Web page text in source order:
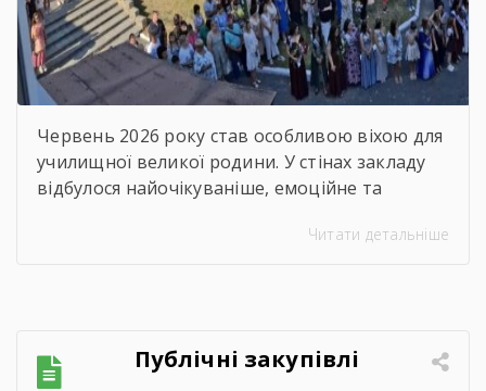
Червень 2026 року став особливою віхою для
училищної великої родини. У стінах закладу
відбулося найочікуваніше, емоційне та
Цього дня ми офіційно провели у доросле
своєї мети. Урочиста подія розпочалася з
хвилини мовчання. Схиливши голови, […]
Читати детальніше
Публічні закупівлі